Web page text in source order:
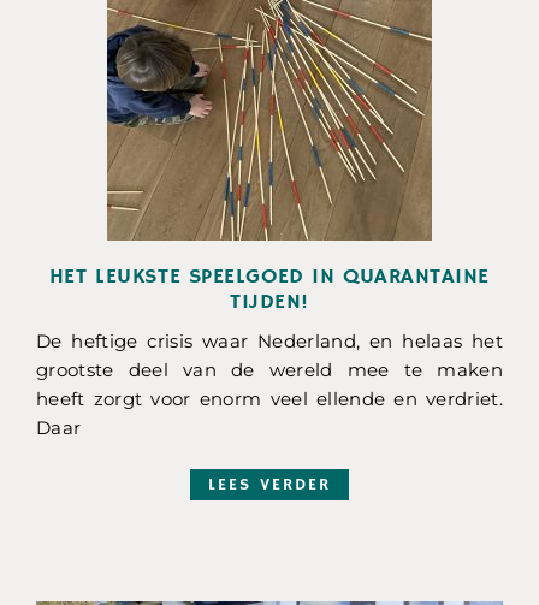
HET LEUKSTE SPEELGOED IN QUARANTAINE
TIJDEN!
De heftige crisis waar Nederland, en helaas het
grootste deel van de wereld mee te maken
heeft zorgt voor enorm veel ellende en verdriet.
Daar
LEES VERDER